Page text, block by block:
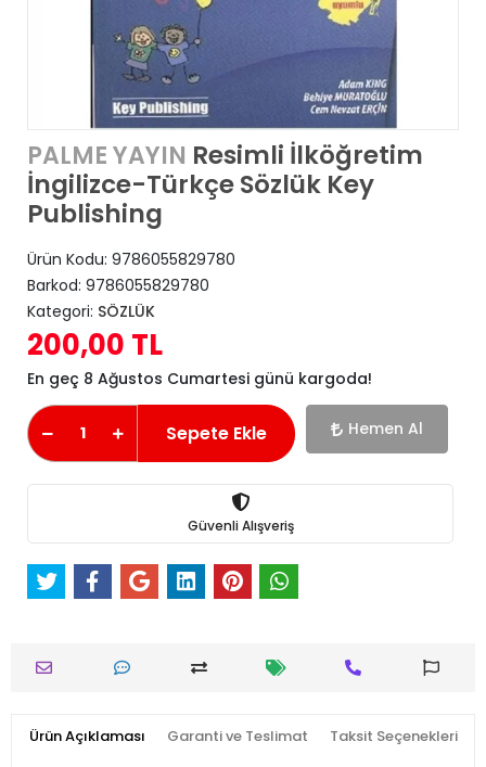
PALME YAYIN Resimli İlköğretim
İngilizce-Türkçe Sözlük Key
Publishing
Ürün Kodu: 9786055829780
Barkod: 9786055829780
Kategori: SÖZLÜK
200,00 TL
En geç 8 Ağustos Cumartesi günü kargoda!
Sepete Ekle Hemen Al
Güvenli Alışveriş
Ürün Açıklaması Garanti ve Teslimat Taksit Seçenekleri